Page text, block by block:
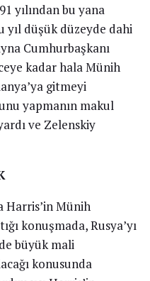
yılından bu yana
yıl düşük düzeyde dahi
Cumhurbaşkanı
kadar hala Münih
gitmeyi
yapmanın makul
ve Zelenskiy
Harris’in Münih
konuşmada, Rusya’yı
büyük mali
konusunda